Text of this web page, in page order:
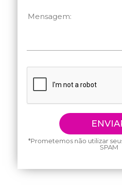
*Prometemos não utilizar
SPAM